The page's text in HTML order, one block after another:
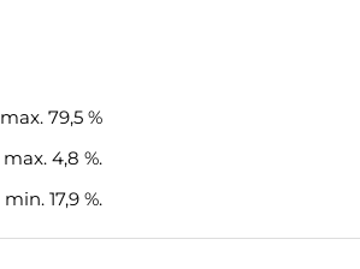
max. 79,5 %
max. 4,8 %.
min. 17,9 %.